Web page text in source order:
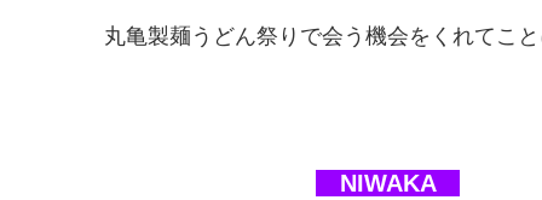
丸亀製麺うどん祭りで会う機会をくれてこ
NIWAKA